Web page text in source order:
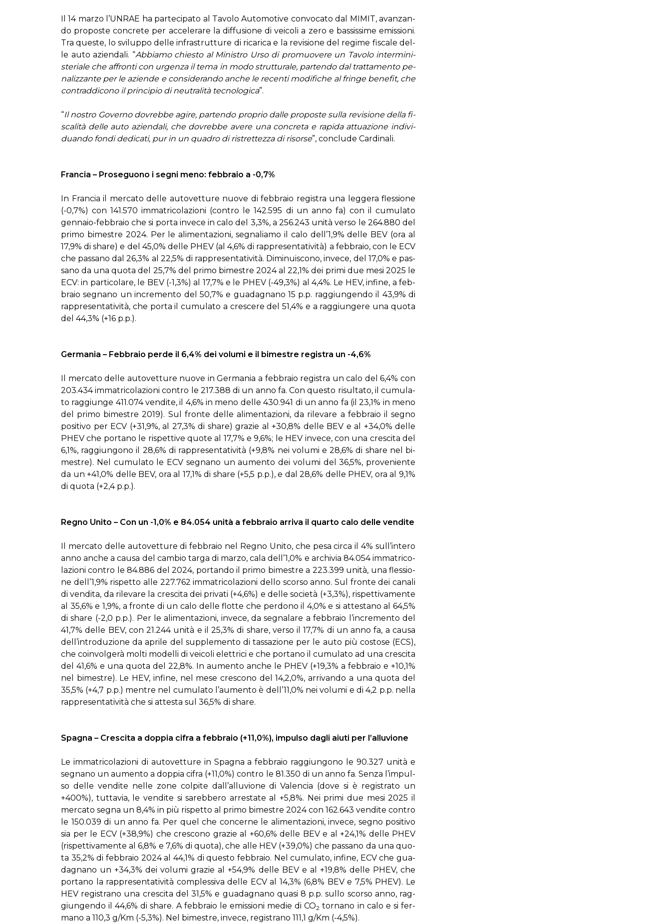
Il 14 mar­zo l’UN­RAE ha par­te­ci­pa­to al Ta­vo­lo Au­to­mo­ti­ve con­vo­ca­to dal MI­MIT, avan­zan­
do pro­po­ste con­cre­te per ac­ce­le­ra­re la dif­fu­sio­ne di vei­co­li a ze­ro e bas­sis­si­me emis­sio­ni.
Tra que­ste, lo svi­lup­po del­le in­fra­strut­tu­re di ri­ca­ri­ca e la re­vi­sio­ne del re­gi­me fi­sca­le del­
le au­to azien­da­li. “Ab­bia­mo chie­sto al Mi­ni­stro Ur­so di pro­muo­ve­re un Ta­vo­lo in­ter­mi­ni­
ste­ria­le che af­fron­ti con ur­gen­za il te­ma in mo­do strut­tu­ra­le, par­ten­do dal trat­ta­men­to pe­
na­liz­zan­te per le azien­de e con­si­de­ran­do an­che le re­cen­ti mo­di­fi­che al frin­ge be­ne­fit, che
con­trad­di­co­no il prin­ci­pio di neu­tra­li­tà tec­no­lo­gi­ca”.
“Il no­stro Go­ver­no do­vreb­be agi­re, par­ten­do pro­prio dal­le pro­po­ste sul­la re­vi­sio­ne del­la fi­
sca­li­tà del­le au­to azien­da­li, che do­vreb­be ave­re una con­cre­ta e ra­pi­da at­tua­zio­ne in­di­vi­
duan­do fon­di de­di­ca­ti, pur in un qua­dro di ri­stret­tez­za di ri­sor­se”, con­clu­de Car­di­na­li.
Fran­cia – Pro­se­guo­no i se­gni me­no: feb­bra­io a -0,7%
In Fran­cia il mer­ca­to del­le au­to­vet­tu­re nuo­ve di feb­bra­io re­gi­stra una leg­ge­ra fles­sio­ne
(-0,7%) con 141.570 im­ma­tri­co­la­zio­ni (con­tro le 142.595 di un an­no fa) con il cu­mu­la­to
gen­na­io-feb­bra­io che si por­ta in­ve­ce in ca­lo del 3,3%, a 256.243 uni­tà ver­so le 264.880 del
pri­mo bi­me­stre 2024. Per le ali­men­ta­zio­ni, se­gna­lia­mo il ca­lo del­l’1,9% del­le BEV (ora al
17,9% di share) e del 45,0% del­le PHEV (al 4,6% di rap­pre­sen­ta­ti­vi­tà) a feb­bra­io, con le ECV
che pas­sa­no dal 26,3% al 22,5% di rap­pre­sen­ta­ti­vi­tà. Di­mi­nui­sco­no, in­ve­ce, del 17,0% e pas­
sa­no da una quo­ta del 25,7% del pri­mo bi­me­stre 2024 al 22,1% dei pri­mi due me­si 2025 le
ECV: in par­ti­co­la­re, le BEV (-1,3%) al 17,7% e le PHEV (-49,3%) al 4,4%. Le HEV, in­fi­ne, a feb­
bra­io se­gna­no un in­cre­men­to del 50,7% e gua­da­gna­no 15 p.p. rag­giun­gen­do il 43,9% di
rap­pre­sen­ta­ti­vi­tà, che por­ta il cu­mu­la­to a cre­sce­re del 51,4% e a rag­giun­ge­re una quo­ta
del 44,3% (+16 p.p.).
Ger­ma­nia – Feb­bra­io per­de il 6,4% dei vo­lu­mi e il bi­me­stre re­gi­stra un -4,6%
Il mer­ca­to del­le au­to­vet­tu­re nuo­ve in Ger­ma­nia a feb­bra­io re­gi­stra un ca­lo del 6,4% con
203.434 im­ma­tri­co­la­zio­ni con­tro le 217.388 di un an­no fa. Con que­sto ri­sul­ta­to, il cu­mu­la­
to rag­giun­ge 411.074 ven­di­te, il 4,6% in me­no del­le 430.941 di un an­no fa (il 23,1% in me­no
del pri­mo bi­me­stre 2019). Sul fron­te del­le ali­men­ta­zio­ni, da ri­le­va­re a feb­bra­io il se­gno
po­si­ti­vo per ECV (+31,9%, al 27,3% di share) gra­zie al +30,8% del­le BEV e al +34,0% del­le
PHEV che por­ta­no le ri­spet­ti­ve quo­te al 17,7% e 9,6%; le HEV in­ve­ce, con una cre­sci­ta del
6,1%, rag­giun­go­no il 28,6% di rap­pre­sen­ta­ti­vi­tà (+9,8% nei vo­lu­mi e 28,6% di share nel bi­
me­stre). Nel cu­mu­la­to le ECV se­gna­no un au­men­to dei vo­lu­mi del 36,5%, pro­ve­nien­te
da un +41,0% del­le BEV, ora al 17,1% di share (+5,5 p.p.), e dal 28,6% del­le PHEV, ora al 9,1%
di quo­ta (+2,4 p.p.).
Re­gno Uni­to – Con un -1,0% e 84.054 uni­tà a feb­bra­io ar­ri­va il quar­to ca­lo del­le ven­di­te
Il mer­ca­to del­le au­to­vet­tu­re di feb­bra­io nel Re­gno Uni­to, che pe­sa cir­ca il 4% sul­l’in­te­ro
an­no an­che a cau­sa del cam­bio tar­ga di mar­zo, ca­la del­l’1,0% e ar­chi­via 84.054 im­ma­tri­co­
la­zio­ni con­tro le 84.886 del 2024, por­tan­do il pri­mo bi­me­stre a 223.399 uni­tà, una fles­sio­
ne del­l’1,9% ri­spet­to al­le 227.762 im­ma­tri­co­la­zio­ni del­lo scor­so an­no. Sul fron­te dei ca­na­li
di ven­di­ta, da ri­le­va­re la cre­sci­ta dei pri­va­ti (+4,6%) e del­le so­cie­tà (+3,3%), ri­spet­ti­va­men­te
al 35,6% e 1,9%, a fron­te di un ca­lo del­le flot­te che per­do­no il 4,0% e si at­te­sta­no al 64,5%
di share (-2,0 p.p.). Per le ali­men­ta­zio­ni, in­ve­ce, da se­gna­la­re a feb­bra­io l’in­cre­men­to del
41,7% del­le BEV, con 21.244 uni­tà e il 25,3% di share, ver­so il 17,7% di un an­no fa, a cau­sa
del­l’in­tro­du­zio­ne da apri­le del sup­ple­men­to di tas­sa­zio­ne per le au­to più co­sto­se (ECS),
che coin­vol­ge­rà mol­ti mo­del­li di vei­co­li elet­tri­ci e che por­ta­no il cu­mu­la­to ad una cre­sci­ta
del 41,6% e una quo­ta del 22,8%. In au­men­to an­che le PHEV (+19,3% a feb­bra­io e +10,1%
nel bi­me­stre). Le HEV, in­fi­ne, nel me­se cre­sco­no del 14,2,0%, ar­ri­van­do a una quo­ta del
35,5% (+4,7 p.p.) men­tre nel cu­mu­la­to l’au­men­to è del­l’11,0% nei vo­lu­mi e di 4,2 p.p. nel­la
rap­pre­sen­ta­ti­vi­tà che si at­te­sta sul 36,5% di share.
Spa­gna – Cre­sci­ta a dop­pia ci­fra a feb­bra­io (+11,0%), im­pul­so da­gli aiu­ti per l’al­lu­vio­ne
Le im­ma­tri­co­la­zio­ni di au­to­vet­tu­re in Spa­gna a feb­bra­io rag­giun­go­no le 90.327 uni­tà e
se­gna­no un au­men­to a dop­pia ci­fra (+11,0%) con­tro le 81.350 di un an­no fa. Sen­za l’im­pul­
so del­le ven­di­te nel­le zo­ne col­pi­te dal­l’al­lu­vio­ne di Va­len­cia (do­ve si è re­gi­stra­to un
+400%), tut­ta­via, le ven­di­te si sa­reb­be­ro ar­re­sta­te al +5,8%. Nei pri­mi due me­si 2025 il
mer­ca­to se­gna un 8,4% in più ri­spet­to al pri­mo bi­me­stre 2024 con 162.643 ven­di­te con­tro
le 150.039 di un an­no fa. Per quel che con­cer­ne le ali­men­ta­zio­ni, in­ve­ce, se­gno po­si­ti­vo
sia per le ECV (+38,9%) che cre­sco­no gra­zie al +60,6% del­le BEV e al +24,1% del­le PHEV
(ri­spet­ti­va­men­te al 6,8% e 7,6% di quo­ta), che al­le HEV (+39,0%) che pas­sa­no da una quo­
ta 35,2% di feb­bra­io 2024 al 44,1% di que­sto feb­bra­io. Nel cu­mu­la­to, in­fi­ne, ECV che gua­
da­gna­no un +34,3% dei vo­lu­mi gra­zie al +54,9% del­le BEV e al +19,8% del­le PHEV, che
por­ta­no la rap­pre­sen­ta­ti­vi­tà com­ples­si­va del­le ECV al 14,3% (6,8% BEV e 7,5% PHEV). Le
HEV re­gi­stra­no una cre­sci­ta del 31,5% e gua­da­gna­no qua­si 8 p.p. sul­lo scor­so an­no, rag­
giun­gen­do il 44,6% di share. A feb­bra­io le emis­sio­ni me­die di CO2 tor­na­no in ca­lo e si fer­
ma­no a 110,3 g/Km (-5,3%). Nel bi­me­stre, in­ve­ce, re­gi­stra­no 111,1 g/Km (-4,5%).